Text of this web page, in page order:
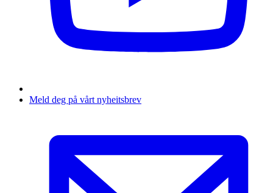
Meld deg på vårt nyheitsbrev